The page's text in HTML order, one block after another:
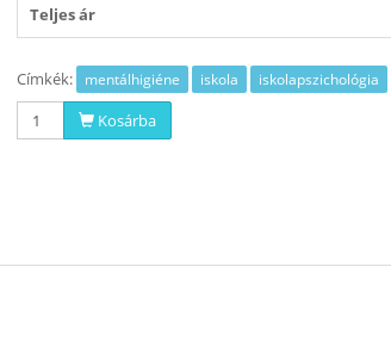
Teljes ár
Címkék: mentálhigiéne iskola iskolapszichológia
Kosárba